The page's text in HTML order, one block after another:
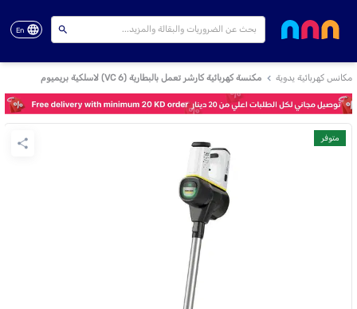
En
مكانس كهربائية يدوية مكنسة كهربائية كارشر تعمل بالبطارية (VC 6) لاسلكية بريميوم
متوفر